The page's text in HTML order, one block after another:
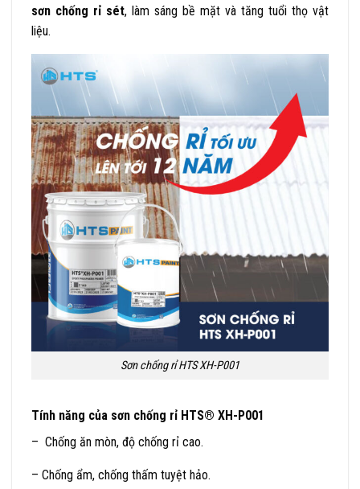
sơn chống rỉ sét, làm sáng bề mặt và tăng tuổi thọ vật
liệu.
Sơn chống rỉ HTS XH-P001
Tính năng của sơn chống rỉ HTS® XH-P001
– Chống ăn mòn, độ chống rỉ cao.
– Chống ẩm, chống thấm tuyệt hảo.